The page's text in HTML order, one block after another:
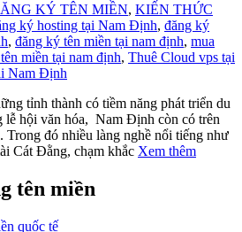
KÝ TÊN MIỀN, KIẾN THỨC
ký hosting tại Nam Định, đăng ký
, đăng ký tên miền tại nam định, mua
miền tại nam định, Thuê Cloud vps tại
Nam Định
tỉnh thành có tiềm năng phát triển du
lễ hội văn hóa, Nam Định còn có trên
Trong đó nhiều làng nghề nổi tiếng như
Cát Đằng, chạm khắc Xem thêm
tên miền